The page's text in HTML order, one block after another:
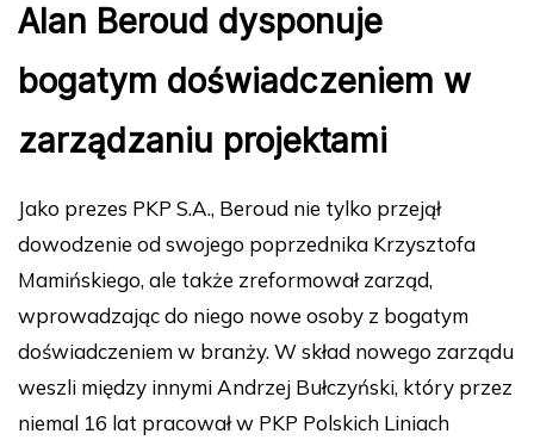
Alan Beroud dysponuje
bogatym doświadczeniem w
zarządzaniu projektami
Jako prezes PKP S.A., Beroud nie tylko przejął
dowodzenie od swojego poprzednika Krzysztofa
Mamińskiego, ale także zreformował zarząd,
wprowadzając do niego nowe osoby z bogatym
doświadczeniem w branży. W skład nowego zarządu
weszli między innymi Andrzej Bułczyński, który przez
niemal 16 lat pracował w PKP Polskich Liniach